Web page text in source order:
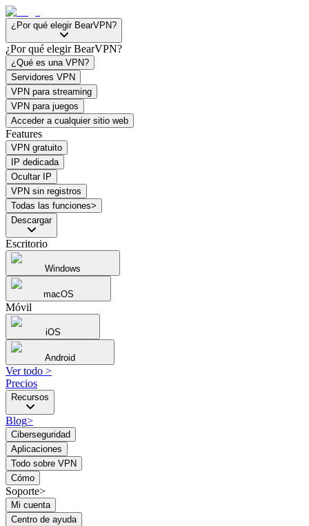
¿Por qué elegir BearVPN?
¿Por qué elegir BearVPN?
¿Qué es una VPN?
Servidores VPN
VPN para streaming
VPN para juegos
Acceder a cualquier sitio web
Features
VPN gratuito
IP dedicada
Ocultar IP
VPN sin registros
Todas las funciones>
Descargar
Escritorio
Windows
macOS
Móvil
iOS
Android
Ver todo >
Precios
Recursos
Blog>
Ciberseguridad
Aplicaciones
Todo sobre VPN
Cómo
Soporte>
Mi cuenta
Centro de ayuda